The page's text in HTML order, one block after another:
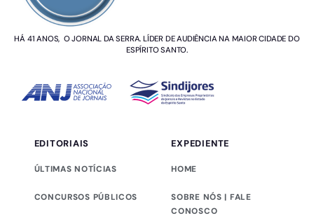
HÁ 41 ANOS, O JORNAL DA SERRA. LÍDER DE AUDIÊNCIA NA MAIOR CIDADE DO
ESPÍRITO SANTO.
EDITORIAIS
ÚLTIMAS NOTÍCIAS
CONCURSOS PÚBLICOS
EXPEDIENTE
HOME
SOBRE NÓS | FALE
CONOSCO